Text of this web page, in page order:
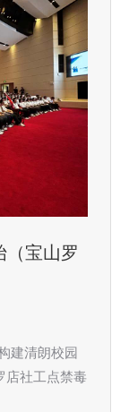
（宝山罗
建清朗校园
店社工点禁毒